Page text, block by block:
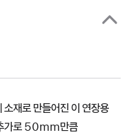
재로 만들어진 이 연장용
가로 50mm만큼